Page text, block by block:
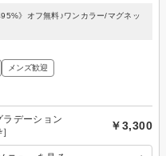
》オフ無料♪ワンカラー/マグネッ
メンズ歓迎
デーション
￥3,300